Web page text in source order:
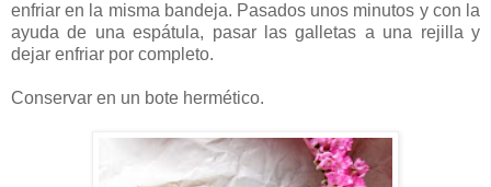
enfriar en la misma bandeja. Pasados unos minutos y con la
ayuda de una espátula, pasar las galletas a una rejilla y
dejar enfriar por completo.
Conservar en un bote hermético.